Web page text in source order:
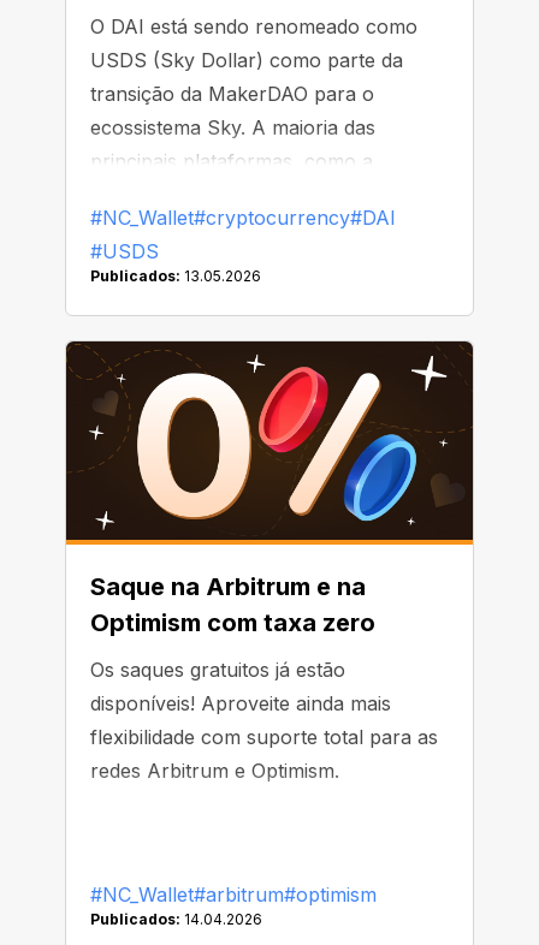
O DAI está sendo renomeado como
USDS (Sky Dollar) como parte da
transição da MakerDAO para o
ecossistema Sky. A maioria das
principais plataformas, como a
remover o DAI de suas listas
#NC_Wallet#cryptocurrency#DAI
#USDS
Publicados: 13.05.2026
Saque na Arbitrum e na
Optimism com taxa zero
Os saques gratuitos já estão
disponíveis! Aproveite ainda mais
flexibilidade com suporte total para as
redes Arbitrum e Optimism.
#NC_Wallet#arbitrum#optimism
Publicados: 14.04.2026